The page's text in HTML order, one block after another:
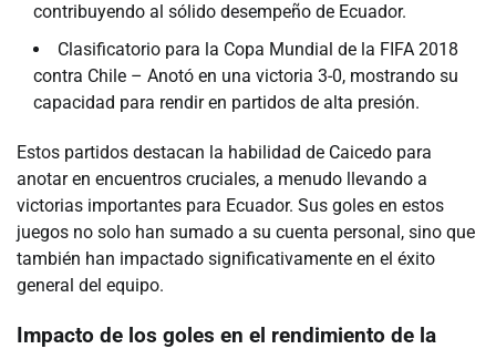
contribuyendo al sólido desempeño de Ecuador.
Clasificatorio para la Copa Mundial de la FIFA 2018
contra Chile – Anotó en una victoria 3-0, mostrando su
capacidad para rendir en partidos de alta presión.
Estos partidos destacan la habilidad de Caicedo para
anotar en encuentros cruciales, a menudo llevando a
victorias importantes para Ecuador. Sus goles en estos
juegos no solo han sumado a su cuenta personal, sino que
también han impactado significativamente en el éxito
general del equipo.
Impacto de los goles en el rendimiento de la